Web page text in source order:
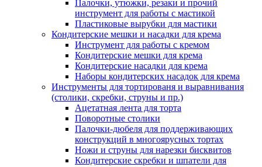
Палочки, утюжки, резаки и прочий
инструмент для работы с мастикой
Пластиковые вырубки для мастики
Кондитерские мешки и насадки для крема
Инструмент для работы с кремом
Кондитерские мешки для крема
Кондитерские насадки для крема
Наборы кондитерских насадок для крема
Инструменты для тортированя и выравнивания
(столики, скребки, струны и пр.)
Ацетатная лента для торта
Поворотные столики
Палочки-дюбеля для поддерживающих
конструкций в многоярусных тортах
Ножи и струны для нарезки бисквитов
Кондитерские скребки и шпатели для